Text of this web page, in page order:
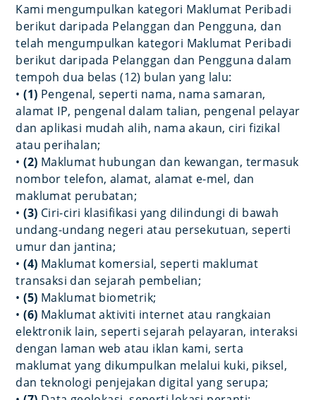
Kami mengumpulkan kategori Maklumat Peribadi
berikut daripada Pelanggan dan Pengguna, dan
telah mengumpulkan kategori Maklumat Peribadi
berikut daripada Pelanggan dan Pengguna dalam
tempoh dua belas (12) bulan yang lalu:
•(1) Pengenal, seperti nama, nama samaran,
alamat IP, pengenal dalam talian, pengenal pelayar
dan aplikasi mudah alih, nama akaun, ciri fizikal
atau perihalan;
•(2) Maklumat hubungan dan kewangan, termasuk
nombor telefon, alamat, alamat e-mel, dan
maklumat perubatan;
•(3) Ciri-ciri klasifikasi yang dilindungi di bawah
undang-undang negeri atau persekutuan, seperti
umur dan jantina;
•(4) Maklumat komersial, seperti maklumat
transaksi dan sejarah pembelian;
•(5) Maklumat biometrik;
•(6) Maklumat aktiviti internet atau rangkaian
elektronik lain, seperti sejarah pelayaran, interaksi
dengan laman web atau iklan kami, serta
maklumat yang dikumpulkan melalui kuki, piksel,
dan teknologi penjejakan digital yang serupa;